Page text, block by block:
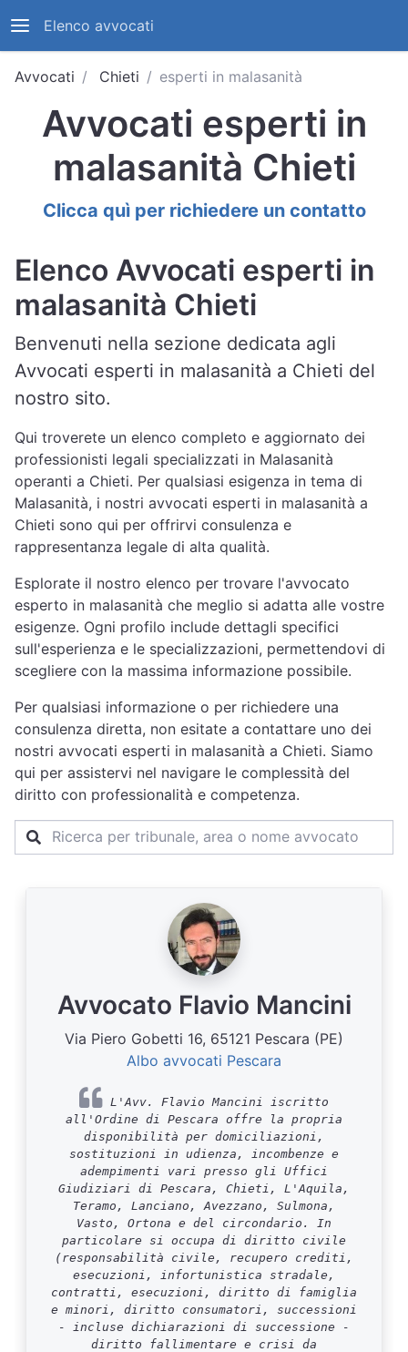
Elenco avvocati
Avvocati Chieti esperti in malasanità
Avvocati esperti in
malasanità Chieti
Clicca quì per richiedere un contatto
Elenco Avvocati esperti in
malasanità Chieti
Benvenuti nella sezione dedicata agli
Avvocati esperti in malasanità a Chieti del
nostro sito.
Qui troverete un elenco completo e aggiornato dei
professionisti legali specializzati in Malasanità
operanti a Chieti. Per qualsiasi esigenza in tema di
Malasanità, i nostri avvocati esperti in malasanità a
Chieti sono qui per offrirvi consulenza e
rappresentanza legale di alta qualità.
Esplorate il nostro elenco per trovare l'avvocato
esperto in malasanità che meglio si adatta alle vostre
esigenze. Ogni profilo include dettagli specifici
sull'esperienza e le specializzazioni, permettendovi di
scegliere con la massima informazione possibile.
Per qualsiasi informazione o per richiedere una
consulenza diretta, non esitate a contattare uno dei
nostri avvocati esperti in malasanità a Chieti. Siamo
qui per assistervi nel navigare le complessità del
diritto con professionalità e competenza.
Avvocato Flavio Mancini
Via Piero Gobetti 16, 65121 Pescara (PE)
Albo avvocati Pescara
L'Avv. Flavio Mancini iscritto
all'Ordine di Pescara offre la propria
disponibilità per domiciliazioni,
sostituzioni in udienza, incombenze e
adempimenti vari presso gli Uffici
Giudiziari di Pescara, Chieti, L'Aquila,
Teramo, Lanciano, Avezzano, Sulmona,
Vasto, Ortona e del circondario. In
particolare si occupa di diritto civile
(responsabilità civile, recupero crediti,
esecuzioni, infortunistica stradale,
contratti, esecuzioni, diritto di famiglia
e minori, diritto consumatori, successioni
- incluse dichiarazioni di successione -
diritto fallimentare e crisi da